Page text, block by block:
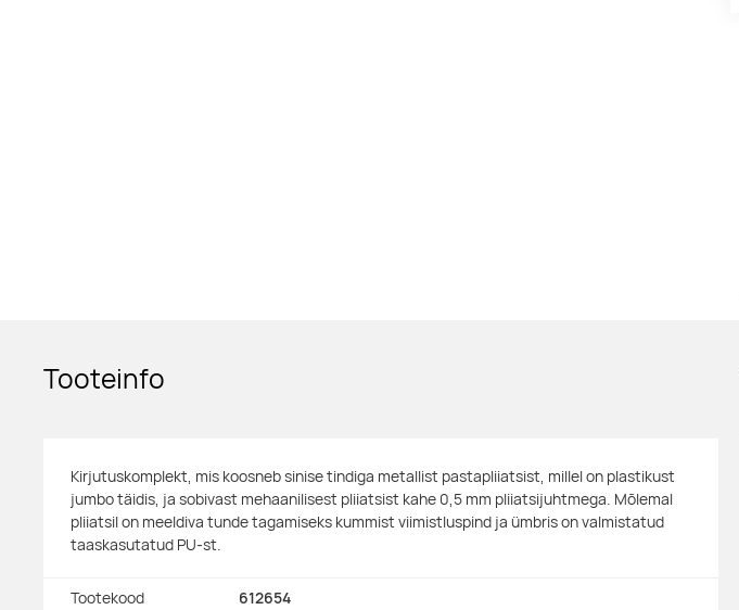
Tooteinfo
Kirjutuskomplekt, mis koosneb sinise tindiga metallist pastapliiatsist, millel on plastikust
jumbo täidis, ja sobivast mehaanilisest pliiatsist kahe 0,5 mm pliiatsijuhtmega. Mõlemal
pliiatsil on meeldiva tunde tagamiseks kummist viimistluspind ja ümbris on valmistatud
taaskasutatud PU-st.
Tootekood 612654